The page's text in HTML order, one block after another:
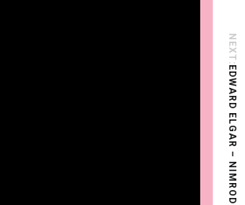
NEXT:
EDWARD ELGAR – NIMROD